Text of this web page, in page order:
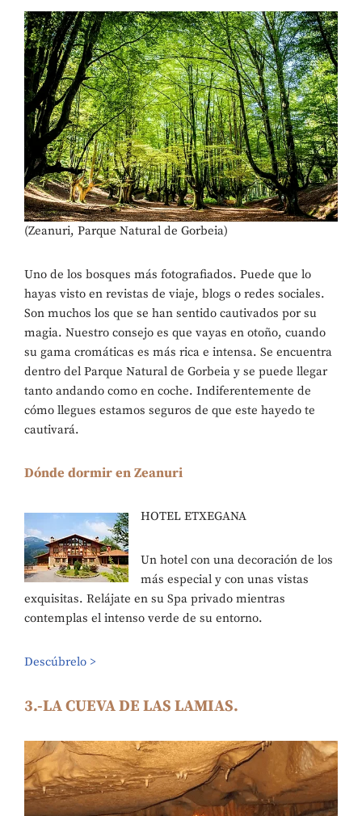
(Zeanuri, Parque Natural de Gorbeia)
Uno de los bosques más fotografiados. Puede que lo
hayas visto en revistas de viaje, blogs o redes sociales.
Son muchos los que se han sentido cautivados por su
magia. Nuestro consejo es que vayas en otoño, cuando
su gama cromáticas es más rica e intensa. Se encuentra
dentro del Parque Natural de Gorbeia y se puede llegar
tanto andando como en coche. Indiferentemente de
cómo llegues estamos seguros de que este hayedo te
cautivará.
Dónde dormir en Zeanuri
HOTEL ETXEGANA
Un hotel con una decoración de los
más especial y con unas vistas
exquisitas. Relájate en su Spa privado mientras
contemplas el intenso verde de su entorno.
Descúbrelo >
3.-LA CUEVA DE LAS LAMIAS.